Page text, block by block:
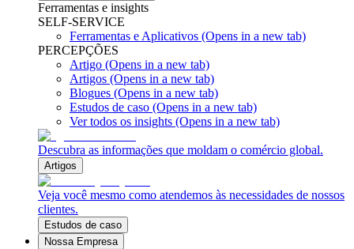
Ferramentas e insights
SELF-SERVICE
Ferramentas e Aplicativos (Opens in a new tab)
PERCEPÇÕES
Artigo (Opens in a new tab)
Artigos (Opens in a new tab)
Blogues (Opens in a new tab)
Estudos de caso (Opens in a new tab)
Ver todos os insights (Opens in a new tab)
Descubra as informações que moldam o comércio global.
Artigos
Veja você mesmo como atendemos às necessidades de nossos
clientes.
Estudos de caso
Nossa Empresa